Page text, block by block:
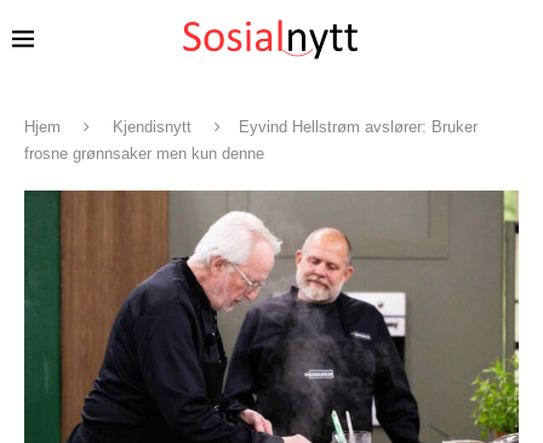
Hjem Kjendisnytt
Eyvind Hellstrøm avslører: Bruker
frosne grønnsaker men kun denne